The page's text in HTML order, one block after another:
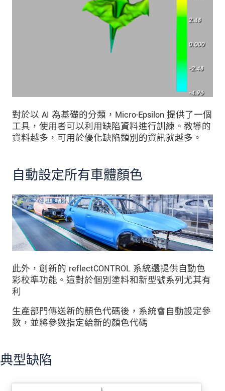
對於以 AI 為基礎的分類，Micro-Epsilon 提供了一個
工具，使用者可以利用缺陷資料進行訓練。教導的
資料越多，可用於優化缺陷類別的資訊就越多。
自動設定所有車體顏色
此外，創新的 reflectCONTROL 系統還提供自動色
彩校準功能。這對於個別塗料和新型號系列尤其有
利
生產部門傳送新的顏色代碼後，系統會自動設定參
數，並將參數指定給新的顏色代碼
典型缺陷